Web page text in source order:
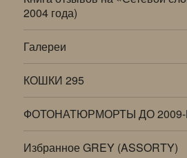
2004 года)
Галереи
КОШКИ 295
ФОТОНАТЮРМОРТЫ ДО 2009-
Избранное GREY (ASSORTY)